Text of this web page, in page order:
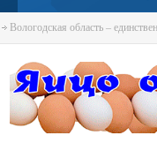
Вологодская область –